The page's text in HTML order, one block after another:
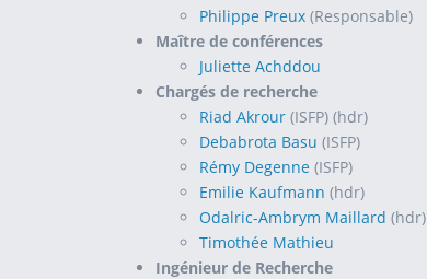
Philippe Preux (Responsable)
Maître de conférences
Juliette Achddou
Chargés de recherche
Riad Akrour (ISFP) (hdr)
Debabrota Basu (ISFP)
Rémy Degenne (ISFP)
Emilie Kaufmann (hdr)
Odalric-Ambrym Maillard (hdr)
Timothée Mathieu
Ingénieur de Recherche